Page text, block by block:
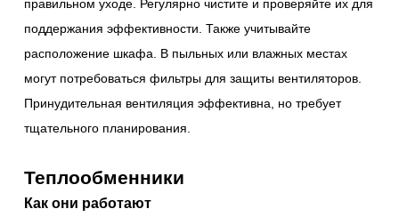
правильном уходе. Регулярно чистите и проверяйте их для
поддержания эффективности. Также учитывайте
расположение шкафа. В пыльных или влажных местах
могут потребоваться фильтры для защиты вентиляторов.
Принудительная вентиляция эффективна, но требует
тщательного планирования.
Теплообменники
Как они работают